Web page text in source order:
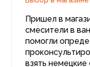
Пришел в
смесители в
помогли
взять